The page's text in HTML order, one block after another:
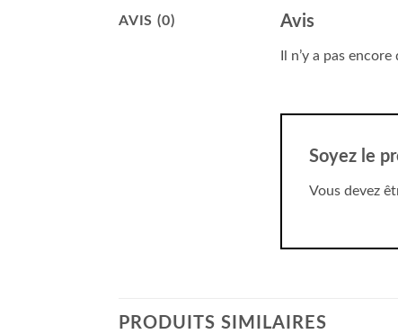
AVIS (0) Avis
Il n’y a pas encore
Soyez le
Vous devez
PRODUITS SIMILAIRES